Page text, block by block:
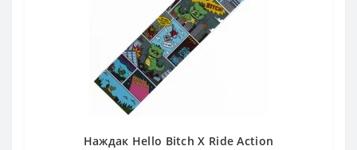
Наждак Hello Bitch X Ride Action